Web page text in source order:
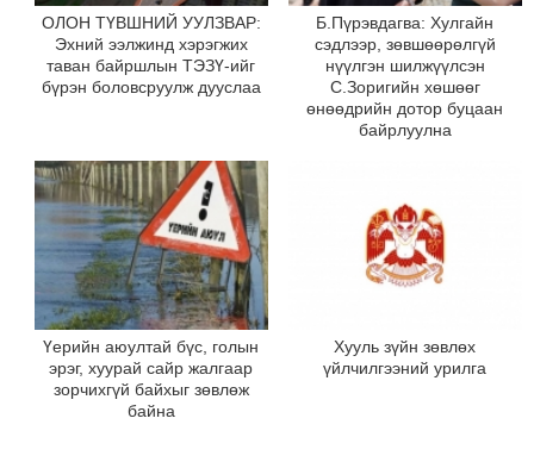
ОЛОН ТҮВШНИЙ УУЛЗВАР:
Эхний ээлжинд хэрэгжих
таван байршлын ТЭЗҮ-ийг
бүрэн боловсруулж дууслаа
Б.Пүрэвдагва: Хулгайн
сэдлээр, зөвшөөрөлгүй
нүүлгэн шилжүүлсэн
С.Зоригийн хөшөөг
өнөөдрийн дотор буцаан
байрлуулна
Үерийн аюултай бүс, голын
эрэг, хуурай сайр жалгаар
зорчихгүй байхыг зөвлөж
байна
Хууль зүйн зөвлөх
үйлчилгээний урилга